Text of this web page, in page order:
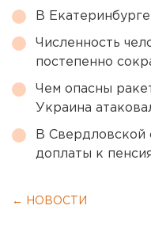
В
Численность
постепенно
Чем опасны
Украина
В Свердловской
доплаты к
← НОВОСТИ